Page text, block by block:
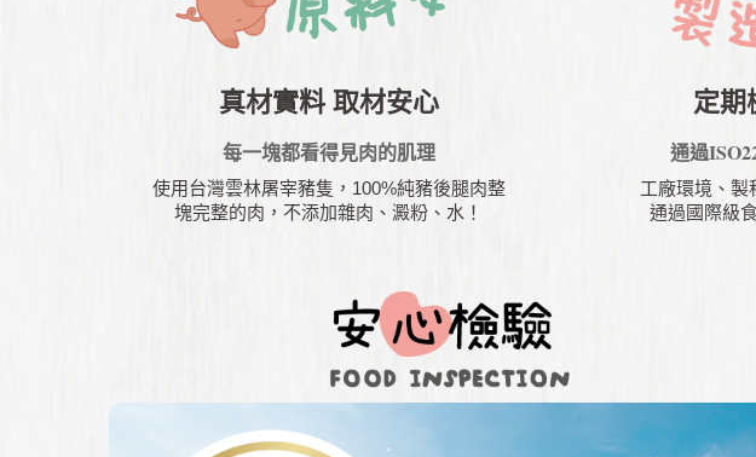
真材實料 取材安心
每一塊都看得見肉的肌理
使用台灣雲林屠宰豬隻，100%純豬後腿肉整
塊完整的肉，不添加雜肉、澱粉、水！
定期
通過
工廠環境、製
通過國際級